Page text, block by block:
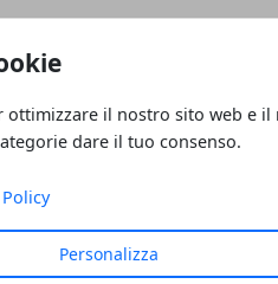
ottimizzare il nostro sito web e il
dare il tuo consenso.
Personalizza